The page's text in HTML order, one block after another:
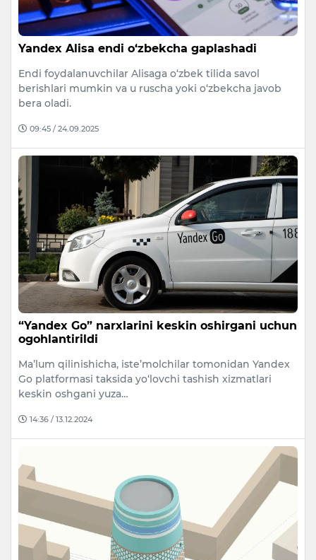
Yandex Alisa endi o‘zbekcha gaplashadi
Endi foydalanuvchilar Alisaga o‘zbek tilida savol
berishlari mumkin va u ruscha yoki o‘zbekcha javob
bera oladi.
09:45 / 24.09.2025
“Yandex Go” narxlarini keskin oshirgani uchun
ogohlantirildi
Ma’lum qilinishicha, iste’molchilar tomonidan Yandex
Go platformasi taksida yo‘lovchi tashish xizmatlari
keskin oshgani yuza…
14:36 / 13.12.2024